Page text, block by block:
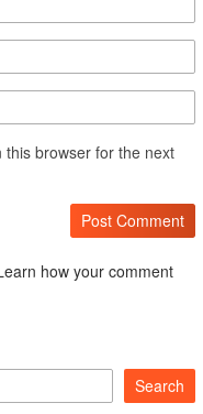
browser for the next
how your comment
Search